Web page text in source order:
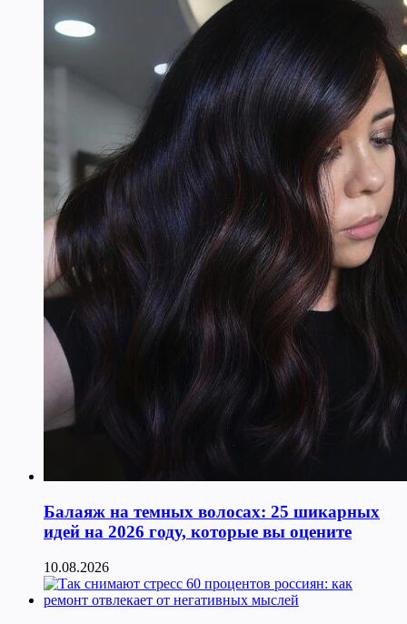
Балаяж на темных волосах: 25 шикарных
идей на 2026 году, которые вы оцените
10.08.2026